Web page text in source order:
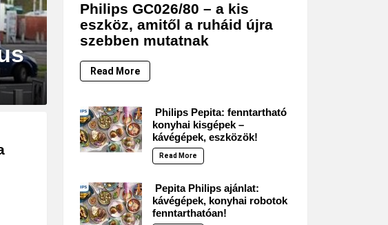
Philips GC026/80 – a kis
eszköz, amitől a ruháid újra
szebben mutatnak
Read More
Philips Pepita: fenntartható
konyhai kisgépek –
kávégépek, eszközök!
Read More
Pepita Philips ajánlat:
kávégépek, konyhai robotok
fenntarthatóan!